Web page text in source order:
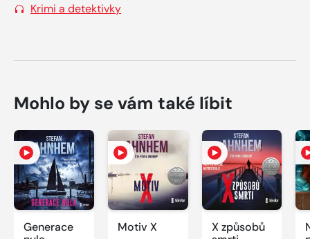
Krimi a detektivky
Mohlo by se vám také líbit
Generace
Motiv X
X způsobů